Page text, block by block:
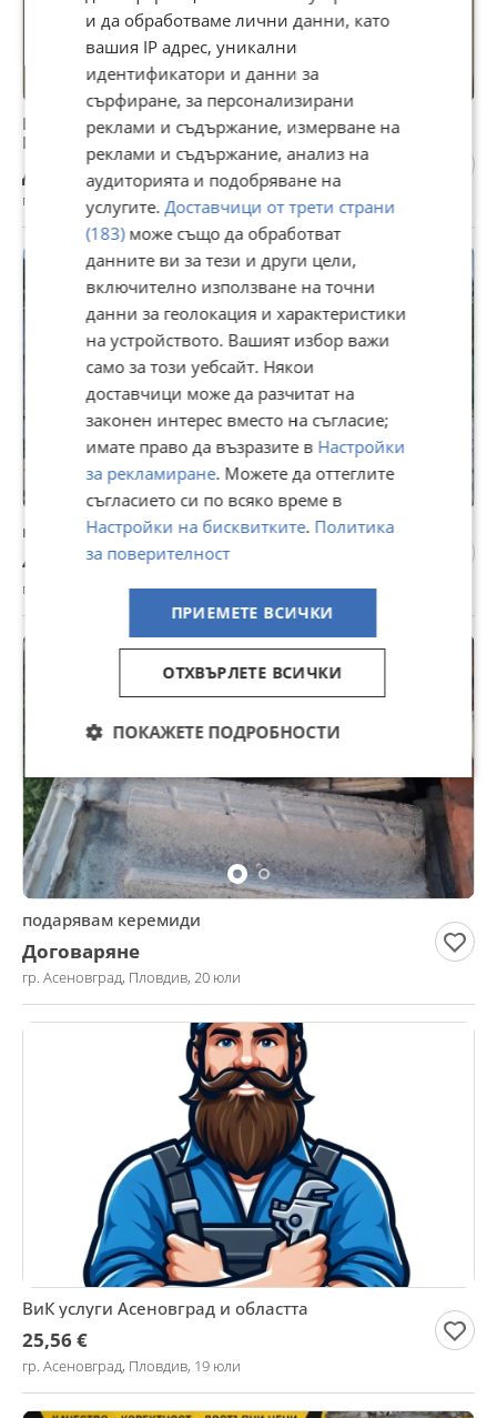
Електротехник и Видеонаблюдение – Асеновград,
Пловдив и Областта
Договаряне
гр. Асеновград, Пловдив, 24 юли
комбиниран багер услуги със транспорт
45 €
гр. Асеновград, Пловдив, 20 юли
подарявам керемиди
Договаряне
гр. Асеновград, Пловдив, 20 юли
ВиК услуги Асеновград и областта
25,56 €
гр. Асеновград, Пловдив, 19 юли
и да обработваме лични данни, като
вашия IP адрес, уникални
идентификатори и данни за
сърфиране, за персонализирани
реклами и съдържание, измерване на
реклами и съдържание, анализ на
аудиторията и подобряване на
услугите.Доставчици от трети страни
(183)може също да обработват
данните ви за тези и други цели,
включително използване на точни
данни за геолокация и характеристики
на устройството. Вашият избор важи
само за този уебсайт. Някои
доставчици може да разчитат на
законен интерес вместо на съгласие;
имате право да възразите в Настройки
за рекламиране. Можете да оттеглите
съгласието си по всяко време в
Настройки на бисквитките. Политика
за поверителност
ПРИЕМЕТЕ ВСИЧКИ
ОТХВЪРЛЕТЕ ВСИЧКИ
ПОКАЖЕТЕ ПОДРОБНОСТИ